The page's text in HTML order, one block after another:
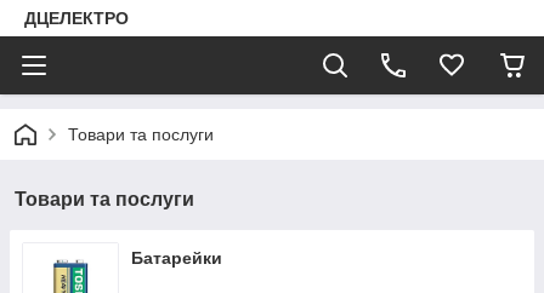
ДЦЕЛЕКТРО
Товари та послуги
Товари та послуги
Батарейки